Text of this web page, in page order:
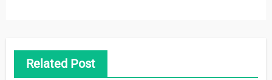
Related Post